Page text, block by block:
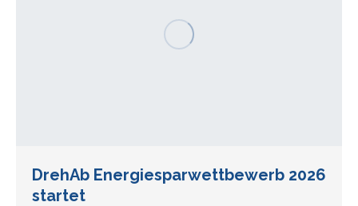
DrehAb Energiesparwettbewerb 2026
startet